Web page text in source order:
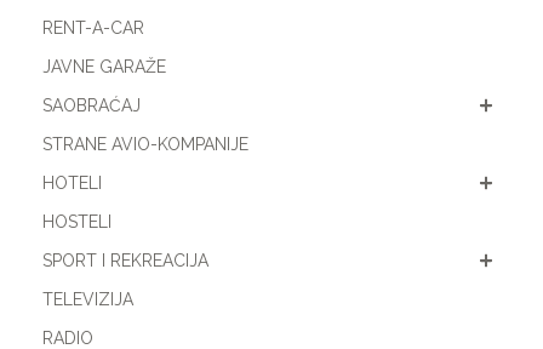
RENT-A-CAR
JAVNE GARAŽE
SAOBRAĆAJ
STRANE AVIO-KOMPANIJE
HOTELI
HOSTELI
SPORT I REKREACIJA
TELEVIZIJA
RADIO